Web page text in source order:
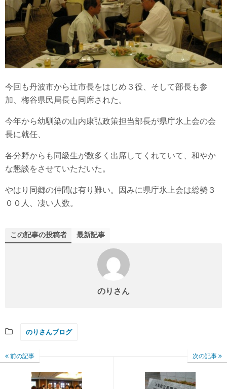
今回も丹波市から辻市長をはじめ３役、そして部長も参
加、梅谷県民局長も同席された。
今年から幼馴染の山内康弘政策担当部長が県庁氷上会の会
長に就任、
各分野からも同級生が数多く出席してくれていて、和やか
な懇談をさせていただいた。
やはり同郷の仲間は有り難い。因みに県庁氷上会は総勢３
００人、凄い人数。
この記事の投稿者 最新記事
のりさん
のりさんブログ
前の記事 次の記事